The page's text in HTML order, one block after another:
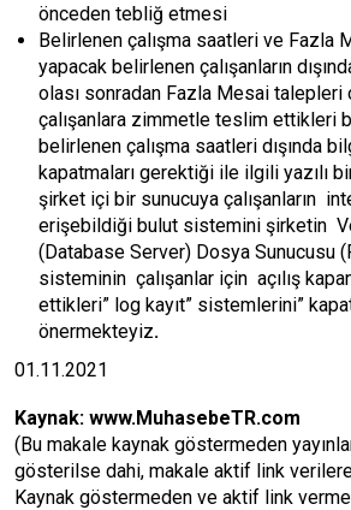
önceden tebliğ etmesi
Belirlenen çalışma saatleri ve Fazla
yapacak belirlenen çalışanların
olası sonradan Fazla Mesai talepleri
çalışanlara zimmetle teslim ettikleri
belirlenen çalışma saatleri dışında
kapatmaları gerektiği ile ilgili yazılı
şirket içi bir sunucuya çalışanların
erişebildiği bulut sistemini şirketin
(Database Server) Dosya Sunucusu
sisteminin çalışanlar için açılış
ettikleri” log kayıt” sistemlerini”
önermekteyiz.
01.11.2021
Kaynak: www.MuhasebeTR.com
(Bu makale kaynak göstermeden
gösterilse dahi, makale aktif link
Kaynak göstermeden ve aktif link